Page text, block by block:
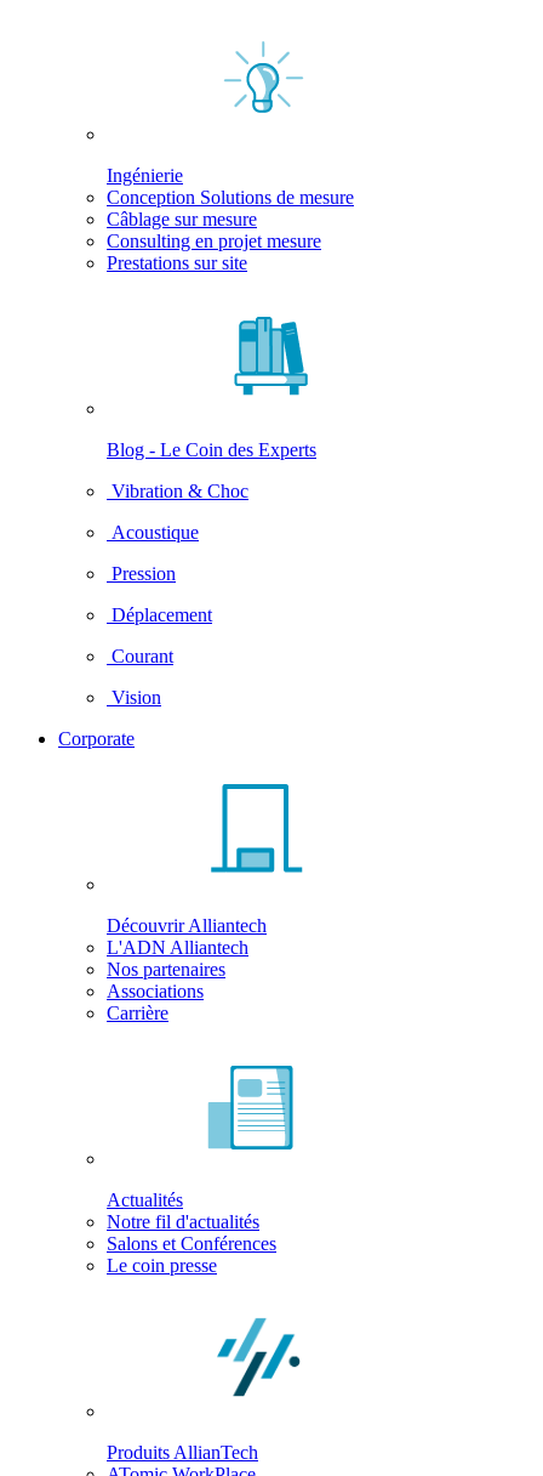
Ingénierie
Conception Solutions de mesure
Câblage sur mesure
Consulting en projet mesure
Prestations sur site
Blog - Le Coin des Experts
Vibration & Choc
Acoustique
Pression
Déplacement
Courant
Vision
Corporate
Découvrir Alliantech
L'ADN Alliantech
Nos partenaires
Associations
Carrière
Actualités
Notre fil d'actualités
Salons et Conférences
Le coin presse
Produits AllianTech